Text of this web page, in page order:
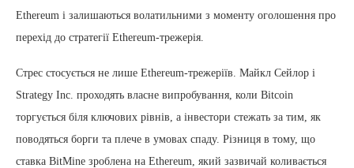
Ethereum і залишаються волатильними з моменту оголошення про
перехід до стратегії Ethereum-трежерія.
Стрес стосується не лише Ethereum-трежеріїв. Майкл Сейлор і
Strategy Inc. проходять власне випробування, коли Bitcoin
торгується біля ключових рівнів, а інвестори стежать за тим, як
поводяться борги та плече в умовах спаду. Різниця в тому, що
ставка BitMine зроблена на Ethereum, який зазвичай коливається